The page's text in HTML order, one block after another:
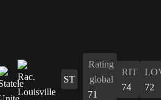
ST
Rating
global
71
RIT
74
72